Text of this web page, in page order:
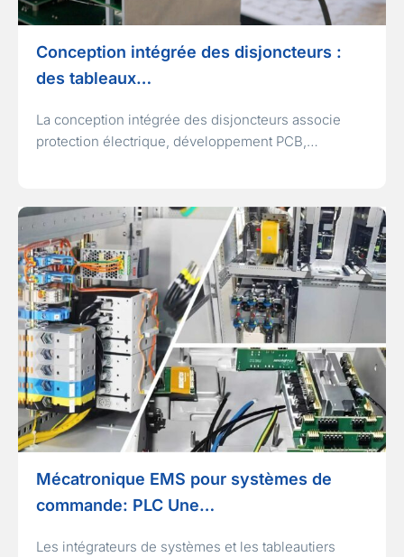
Conception intégrée des disjoncteurs :
des tableaux…
La conception intégrée des disjoncteurs associe
protection électrique, développement PCB,…
Mécatronique EMS pour systèmes de
commande: PLC Une…
Les intégrateurs de systèmes et les tableautiers